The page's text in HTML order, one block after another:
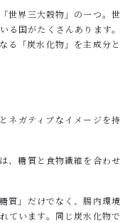
世界三大穀物」の一つ。世
る国がたくさんあります。
る「炭水化物」を主成分と
ネガティブなイメージを持
、糖質と食物繊維を合わせ
質」だけでなく、腸内環境
ています。同じ炭水化物で